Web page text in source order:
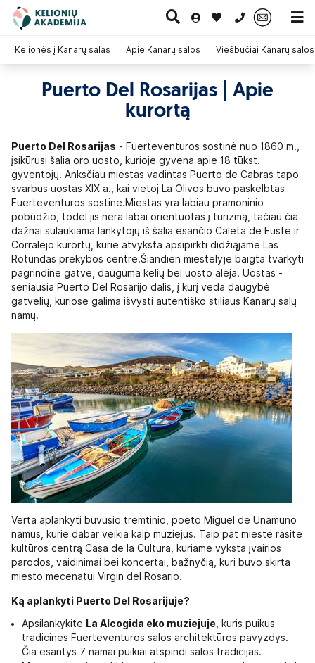
0 700 11007
Pažintinės
kelionės
Egzotinės
kelionės
Kelionės į Kanarų salas Apie Kanarų salos Viešbučiai Kanarų
Puerto Del Rosarijas | Apie
kurortą
Puerto Del Rosarijas - Fuerteventuros sostinė nuo 1860 m.,
įsikūrusi šalia oro uosto, kurioje gyvena apie 18 tūkst.
gyventojų. Anksčiau miestas vadintas Puerto de Cabras tapo
svarbus uostas XIX a., kai vietoj La Olivos buvo paskelbtas
Fuerteventuros sostine.Miestas yra labiau pramoninio
pobūdžio, todėl jis nėra labai orientuotas į turizmą, tačiau čia
dažnai sulaukiama lankytojų iš šalia esančio Caleta de Fuste ir
Corralejo kurortų, kurie atvyksta apsipirkti didžiąjame Las
Rotundas prekybos centre.Šiandien miestelyje baigta tvarkyti
pagrindinė gatvė, dauguma kelių bei uosto alėja. Uostas -
seniausia Puerto Del Rosarijo dalis, į kurį veda daugybė
gatvelių, kuriose galima išvysti autentiško stiliaus Kanarų salų
namų.
Verta aplankyti buvusio tremtinio, poeto Miguel de Unamuno
namus, kurie dabar veikia kaip muziejus. Taip pat mieste rasite
kultūros centrą Casa de la Cultura, kuriame vyksta įvairios
parodos, vaidinimai bei koncertai, bažnyčią, kuri buvo skirta
miesto mecenatui Virgin del Rosario.
Ką aplankyti Puerto Del Rosarijuje?
Apsilankykite La Alcogida eko muziejuje , kuris puikus
tradicinės Fuerteventuros salos architektūros pavyzdys.
Čia esantys 7 namai puikiai atspindi salos tradicijas.